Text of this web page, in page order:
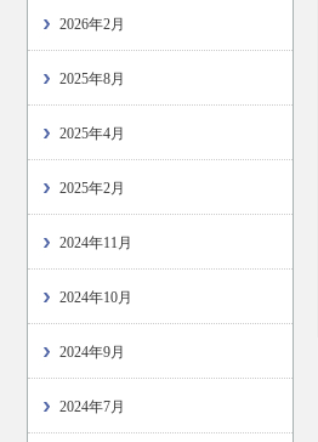
2026年2月
2025年8月
2025年4月
2025年2月
2024年11月
2024年10月
2024年9月
2024年7月